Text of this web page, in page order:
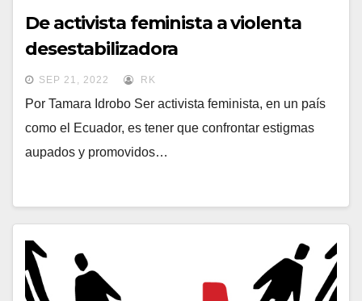
De activista feminista a violenta
desestabilizadora
SEP 21, 2022 RK
Por Tamara Idrobo Ser activista feminista, en un país
como el Ecuador, es tener que confrontar estigmas
aupados y promovidos…